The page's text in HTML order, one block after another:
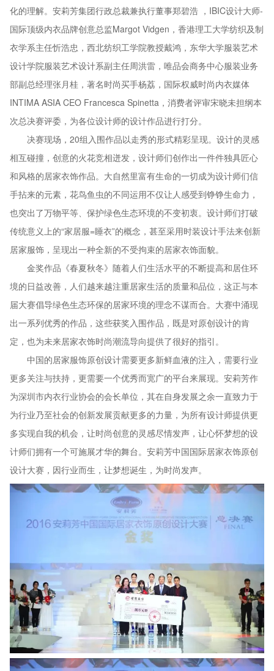
化的理解。安莉芳集团行政总裁兼执行董事郑碧浩 ，IBIC设计大师-
国际顶级内衣品牌创意总监Margot Vidgen，香港理工大学纺织及制
衣学系主任忻浩忠，西北纺织工学院教授戴鸿，东华大学服装艺术
设计学院服装艺术设计系副主任周洪雷，唯品会商务中心服装业务
部副总经理张月桂，著名时尚买手杨荔，国际权威时尚内衣媒体
INTIMA ASIA CEO Francesca Spinetta，消费者评审宋晓未担纲本
次总决赛评委，为各位设计师的设计作品进行打分。
决赛现场，20组入围作品以走秀的形式精彩呈现。设计的灵感
相互碰撞，创意的火花竞相迸发，设计师们创作出一件件独具匠心
和风格的居家衣饰作品。大自然里富有生命的一切成为设计师们信
手拈来的元素，花鸟鱼虫的不同运用不仅让人感受到铮铮生命力，
也突出了万物平等、保护绿色生态环境的不变初衷。设计师们打破
传统意义上的“家居服=睡衣”的概念，甚至采用时装设计手法来创新
居家服饰，呈现出一种全新的不受拘束的居家衣饰面貌。
金奖作品《春夏秋冬》随着人们生活水平的不断提高和居住环
境的日益改善，人们越来越注重居家生活的质量和品位，这正与本
届大赛倡导绿色生态环保的居家环境的理念不谋而合。大赛中涌现
出一系列优秀的作品，这些获奖入围作品，既是对原创设计的肯
定，也为未来居家衣饰时尚潮流导向提供了很好的指引。
中国的居家服饰原创设计需要更多新鲜血液的注入，需要行业
更多关注与扶持，更需要一个优秀而宽广的平台来展现。安莉芳作
为深圳市内衣行业协会的会长单位，其在自身发展之余一直致力于
为行业乃至社会的创新发展贡献更多的力量，为所有设计师提供更
多实现自我的机会，让时尚创意的灵感尽情发声，让心怀梦想的设
计师们拥有一个可施展才华的舞台。安莉芳中国国际居家衣饰原创
设计大赛，因行业而生，让梦想诞生，为时尚发声。